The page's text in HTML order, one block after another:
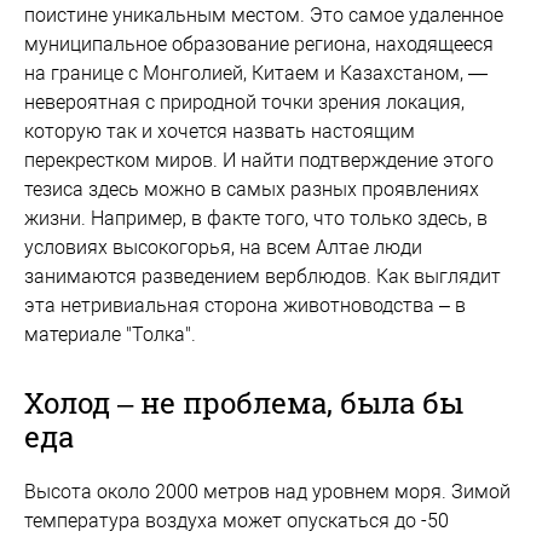
поистине уникальным местом. Это самое удаленное
муниципальное образование региона, находящееся
на границе с Монголией, Китаем и Казахстаном, —
невероятная с природной точки зрения локация,
которую так и хочется назвать настоящим
перекрестком миров. И найти подтверждение этого
тезиса здесь можно в самых разных проявлениях
жизни. Например, в факте того, что только здесь, в
условиях высокогорья, на всем Алтае люди
занимаются разведением верблюдов. Как выглядит
эта нетривиальная сторона животноводства – в
материале "Толка".
Холод – не проблема, была бы
еда
Высота около 2000 метров над уровнем моря. Зимой
температура воздуха может опускаться до -50